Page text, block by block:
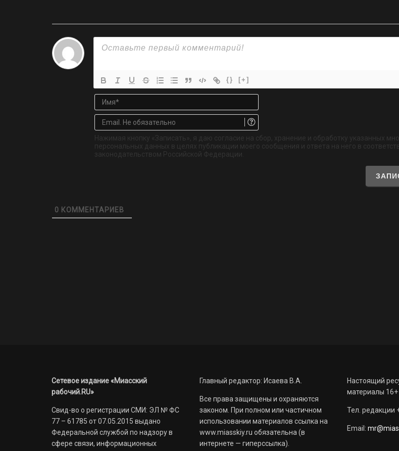
{} [+]
Имя*
Email.
обязательно
Нажимая кнопку «Записать», я даю согласие на сбор, хранение и обработку указанных
персональных данных в целях публикации моего сообщения и ответа на него в
законодательством Российской Федерации.
0 КОММЕНТАРИЕВ
Сетевое издание «Миасский
рабочий.RU»
Свид-во о регистрации СМИ: ЭЛ № ФС
77 – 61785 от 07.05.2015 выдано
Федеральной службой по надзору в
сфере связи, информационных
Главный редактор: Исаева В.А.
Все права защищены и охраняются
законом. При полном или частичном
использовании материалов ссылка на
www.miasskiy.ru обязательна (в
интернете — гиперссылка).
Настоящий
материалы 16+
Тел. редакции
Email: